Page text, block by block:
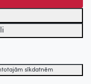
sīkdatnēm